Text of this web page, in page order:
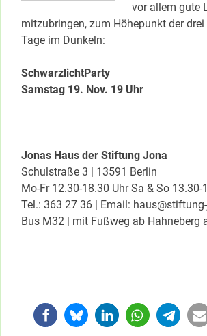
vor allem gute
mitzubringen, zum Höhepunkt der
Tage im Dunkeln:
SchwarzlichtParty
Samstag 19. Nov. 19 Uhr
Jonas Haus der Stiftung Jona
Schulstraße 3 | 13591 Berlin
Mo-Fr 12.30-18.30 Uhr Sa & So 13.30-
Tel.: 363 27 36 | Email:
Bus M32 | mit Fußweg ab Hahneberg